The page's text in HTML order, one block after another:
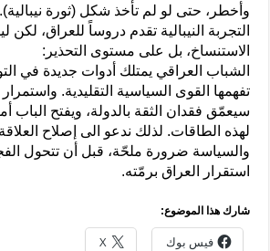
وأخطر، حتى لو لم تأخذ شكل (ثورة
التجربة النيبالية تقدم دروساً للعراق،
الاستنساخ، بل على مستوى التحذير:
الشباب العراقي يمتلك أدوات جديدة في
تفهمها القوى السياسية التقليدية.
سيعمّق فقدان الثقة بالدولة، ويفتح الباب
لهذه الطاقات. لذلك ندعو الى إصلاح
والسياسة ضرورة ملحّة، قبل أن تتحول
استقرار العراق برمّته.
شارك هذا الموضوع:
فيس بوك X